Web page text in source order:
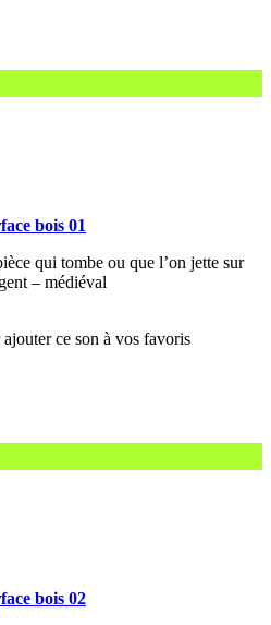
bois 01
qui tombe ou que l’on jette sur
– médiéval
bois 02